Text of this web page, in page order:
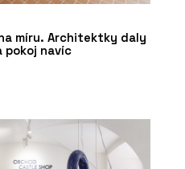
míru. Architektky daly
pokoj navíc